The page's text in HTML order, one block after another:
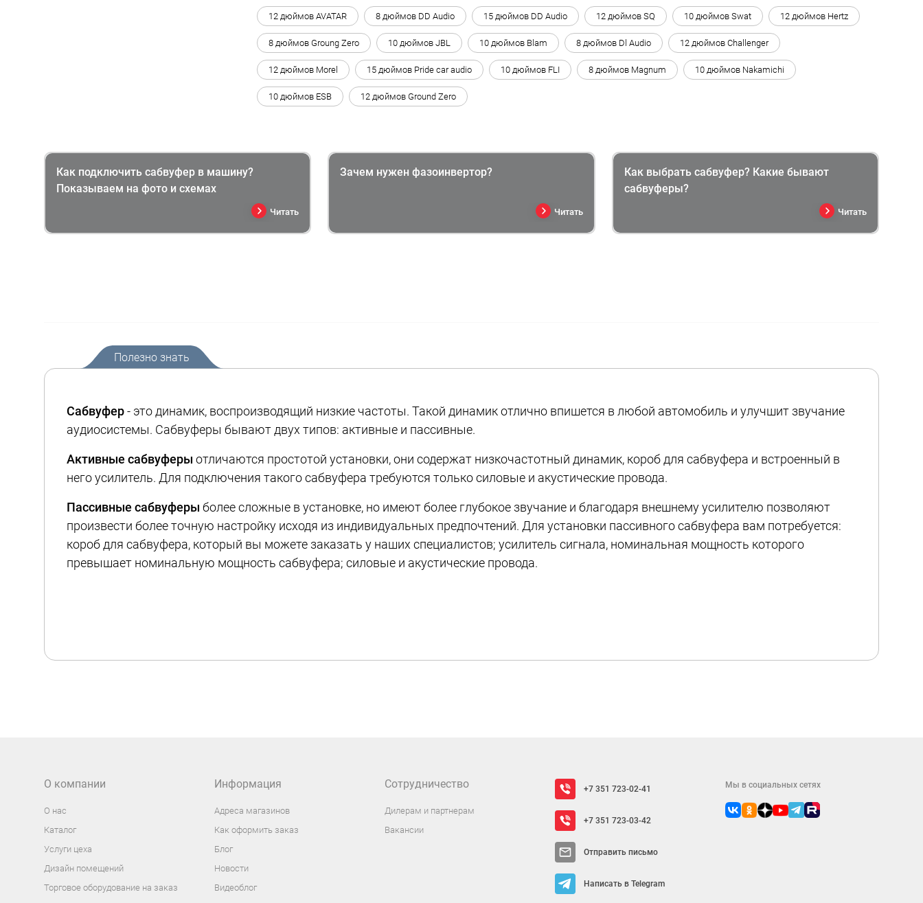
12 дюймов AVATAR 8 дюймов DD Audio 15 дюймов DD Audio 12 дюймов SQ 10 дюймов Swat 12 дюймов Hertz
8 дюймов Groung Zero 10 дюймов JBL 10 дюймов Blam 8 дюймов Dl Audio 12 дюймов Challenger
12 дюймов Morel 15 дюймов Pride car audio 10 дюймов FLI 8 дюймов Magnum 10 дюймов Nakamichi
10 дюймов ESB 12 дюймов Ground Zero
Как подключить сабвуфер в машину?
Показываем на фото и схемах
Читать
Зачем нужен фазоинвертор?
Читать
Как выбрать сабвуфер? Какие бывают
сабвуферы?
Читать
Полезно знать
Сабвуфер- это динамик, воспроизводящий низкие частоты. Такой динамик отлично впишется в любой автомобиль и улучшит звучание
аудиосистемы. Сабвуферы бывают двух типов: активные и пассивные.
Активные сабвуферы отличаются простотой установки, они содержат низкочастотный динамик, короб для сабвуфера и встроенный в
него усилитель. Для подключения такого сабвуфера требуются только силовые и акустические провода.
Пассивные сабвуферы более сложные в установке, но имеют более глубокое звучание и благодаря внешнему усилителю позволяют
произвести более точную настройку исходя из индивидуальных предпочтений. Для установки пассивного сабвуфера вам потребуется:
короб для сабвуфера, который вы можете заказать у наших специалистов; усилитель сигнала, номинальная мощность которого
превышает номинальную мощность сабвуфера; силовые и акустические провода.
О компании
О нас
Каталог
Услуги цеха
Дизайн помещений
Торговое оборудование на заказ
Информация
Адреса магазинов
Как оформить заказ
Блог
Новости
Видеоблог
Сотрудничество
Дилерам и партнерам
Вакансии
+7 351 723-02-41
+7 351 723-03-42
Отправить письмо
Написать в Telegram
Мы в социальных сетях